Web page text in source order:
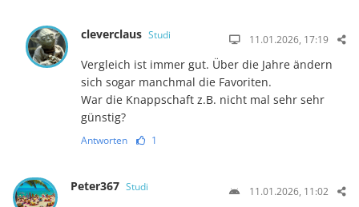
cleverclaus Studi 11.01.2026, 17:19
Vergleich ist immer gut. Über die Jahre ändern
sich sogar manchmal die Favoriten.
War die Knappschaft z.B. nicht mal sehr sehr
günstig?
Antworten 1
Peter367 Studi 11.01.2026, 11:02